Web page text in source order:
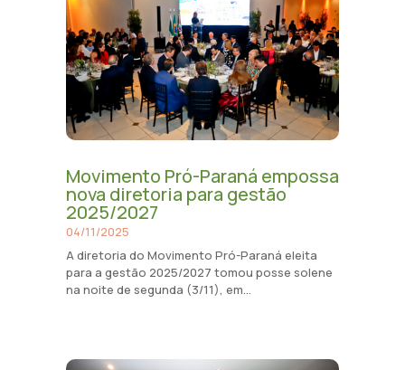
Movimento Pró-Paraná empossa
nova diretoria para gestão
2025/2027
04/11/2025
A diretoria do Movimento Pró-Paraná eleita
para a gestão 2025/2027 tomou posse solene
na noite de segunda (3/11), em...